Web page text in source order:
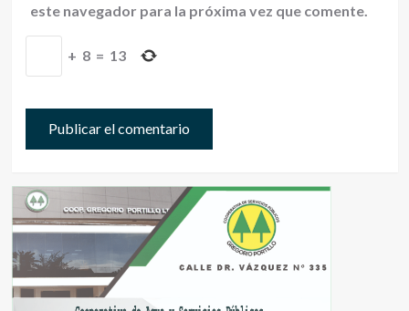
este navegador para la próxima vez que comente.
+ 8 = 13